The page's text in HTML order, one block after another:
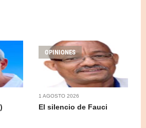
OPINIONES
1 AGOSTO 2026
El silencio de Fauci